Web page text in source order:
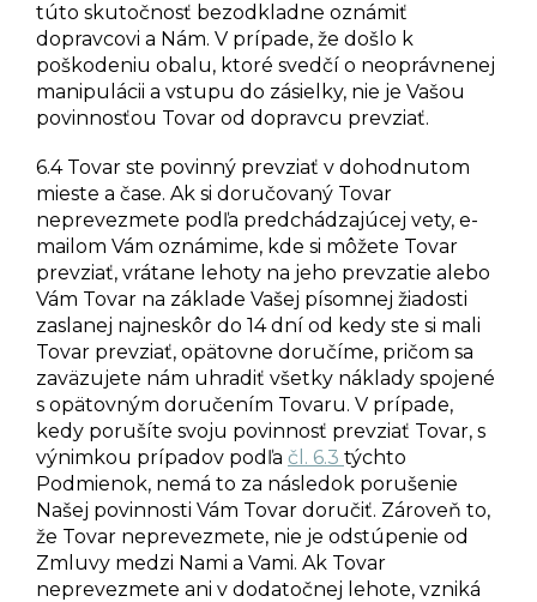
túto skutočnosť bezodkladne oznámiť
dopravcovi a Nám. V prípade, že došlo k
poškodeniu obalu, ktoré svedčí o neoprávnenej
manipulácii a vstupu do zásielky, nie je Vašou
povinnosťou Tovar od dopravcu prevziať.
6.4 Tovar ste povinný prevziať v dohodnutom
mieste a čase. Ak si doručovaný Tovar
neprevezmete podľa predchádzajúcej vety, e-
mailom Vám oznámime, kde si môžete Tovar
prevziať, vrátane lehoty na jeho prevzatie alebo
Vám Tovar na základe Vašej písomnej žiadosti
zaslanej najneskôr do 14 dní od kedy ste si mali
Tovar prevziať, opätovne doručíme, pričom sa
zaväzujete nám uhradiť všetky náklady spojené
s opätovným doručením Tovaru. V prípade,
kedy porušíte svoju povinnosť prevziať Tovar, s
výnimkou prípadov podľa čl. 6.3 týchto
Podmienok, nemá to za následok porušenie
Našej povinnosti Vám Tovar doručiť. Zároveň to,
že Tovar neprevezmete, nie je odstúpenie od
Zmluvy medzi Nami a Vami. Ak Tovar
neprevezmete ani v dodatočnej lehote, vzniká